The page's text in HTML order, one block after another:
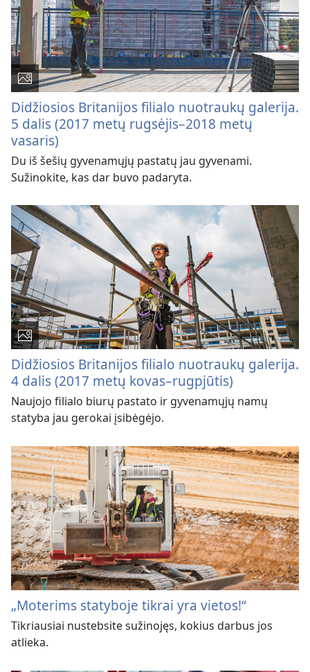
Didžiosios Britanijos filialo nuotraukų galerija.
5 dalis (2017 metų rugsėjis–2018 metų
vasaris)
Du iš šešių gyvenamųjų pastatų jau gyvenami.
Sužinokite, kas dar buvo padaryta.
Didžiosios Britanijos filialo nuotraukų galerija.
4 dalis (2017 metų kovas–rugpjūtis)
Naujojo filialo biurų pastato ir gyvenamųjų namų
statyba jau gerokai įsibėgėjo.
„Moterims statyboje tikrai yra vietos!“
Tikriausiai nustebsite sužinojęs, kokius darbus jos
atlieka.